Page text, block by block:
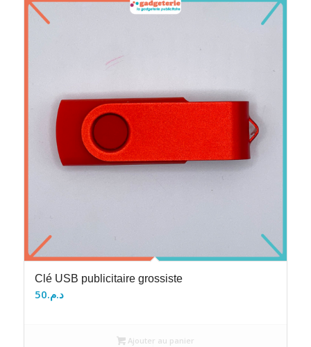
Clé USB publicitaire grossiste
د.م.50
Ajouter au panier